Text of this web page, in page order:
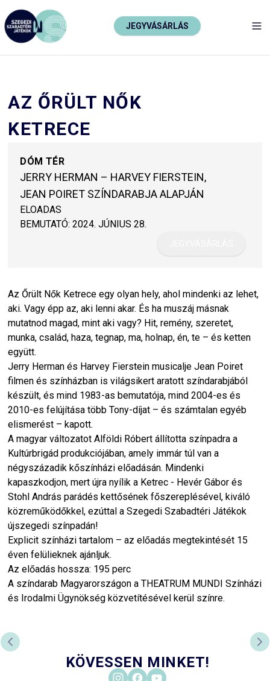
JEGYVÁSÁRLÁS
AZ ŐRÜLT NŐK
KETRECE
DÓM TÉR
JERRY HERMAN – HARVEY FIERSTEIN,
JEAN POIRET SZÍNDARABJA ALAPJÁN
ELOADAS
BEMUTATÓ: 2024. JÚNIUS 28.
Az Őrült Nők Ketrece egy olyan hely, ahol mindenki az lehet,
aki. Vagy épp az, aki lenni akar. És ha muszáj másnak
mutatnod magad, mint aki vagy? Hit, remény, szeretet,
munka, család, haza, tegnap, ma, holnap, én, te – és ketten
együtt.
Jerry Herman és Harvey Fierstein musicalje Jean Poiret
filmen és színházban is világsikert aratott színdarabjából
készült, és mind 1983-as bemutatója, mind 2004-es és
2010-es felújítása több Tony-díjat – és számtalan egyéb
elismerést – kapott.
A magyar változatot Alföldi Róbert állította színpadra a
Kultúrbrigád produkciójában, amely immár túl van a
négyszázadik kőszínházi előadásán. Mindenki
kapaszkodjon, mert újra nyílik a Ketrec - Hevér Gábor és
Stohl András parádés kettősének főszereplésével, kiváló
közreműködőkkel, ezúttal a Szegedi Szabadtéri Játékok
újszegedi színpadán!
Explicit színházi tartalom – az előadás megtekintését 15
éven felülieknek ajánljuk.
Az előadás hossza: 195 perc
A színdarab Magyarországon a THEATRUM MUNDI Színházi
és Irodalmi Ügynökség közvetítésével kerül színre.
PREVIOUS SLIDE
KÖVESSEN MINKET!